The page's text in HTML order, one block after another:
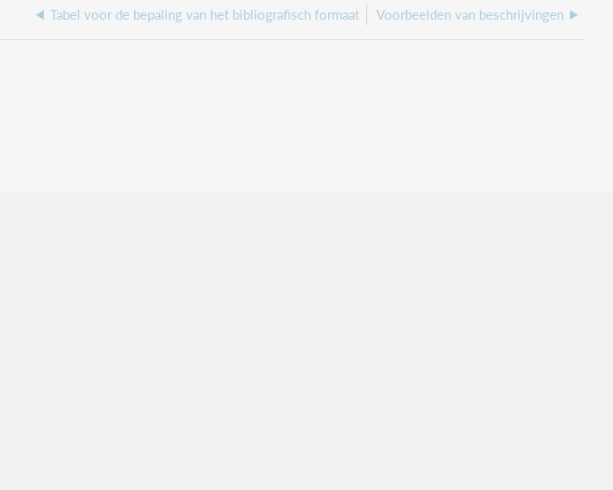
Tabel voor de bepaling van het bibliografisch formaat Voorbeelden van beschrijvingen